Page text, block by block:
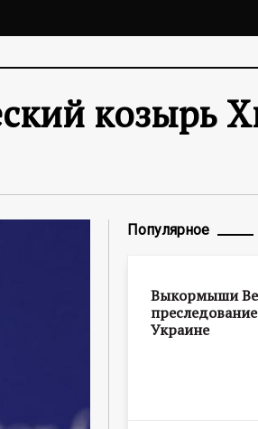
козырь
Популярное
Выкормыши
Украине